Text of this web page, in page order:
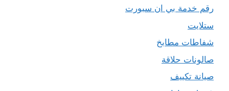
رقم خدمة بي ان سبورت
ستلايت
شفاطات مطابخ
صالونات حلاقة
صيانة تكييف